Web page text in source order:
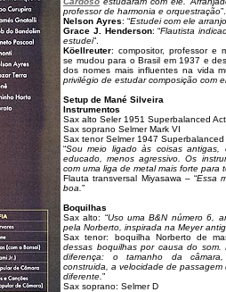
professor de harmonia e orquestração”.
Nelson Ayres: “Estudei com ele
Grace J. Henderson: “Flautista
estudei”.
Köellreuter: compositor, professor e
se mudou para o Brasil em 1937 e
dos nomes mais influentes na vida
privilégio de estudar composição com
Setup de Mané Silveira
Instrumentos
Sax alto Seler 1951 Superbalanced
Sax soprano Selmer Mark VI
Sax tenor Selmer 1947 Superbalanced
“Sou meio ligado às coisas
educado, menos agressivo. Os
com uma liga de metal mais forte para
Flauta transversal Miyasawa – “Essa
boa. ”
Boquilhas
Sax alto: “Uso uma B&N número 6,
pela Norberto, inspirada na Meyer
Sax tenor: boquilha Norberto de
dessas boquilhas por causa do som.
diferença: o tamanho da
construida, a velocidade de passagem
diferente. ”
Sax soprano: Selmer D